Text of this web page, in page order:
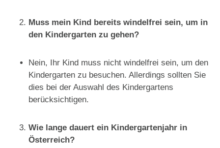
Muss mein Kind bereits windelfrei sein, um in
den Kindergarten zu gehen?
Nein, Ihr Kind muss nicht windelfrei sein, um den
Kindergarten zu besuchen. Allerdings sollten Sie
dies bei der Auswahl des Kindergartens
berücksichtigen.
Wie lange dauert ein Kindergartenjahr in
Österreich?